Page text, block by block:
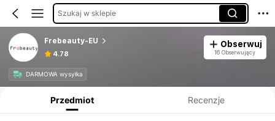
Szukaj w sklepie
Frebeauty-EU
4.78
Obserwuj
16 Obserwujący
DARMOWA wysyłka
Przedmiot Recenzje